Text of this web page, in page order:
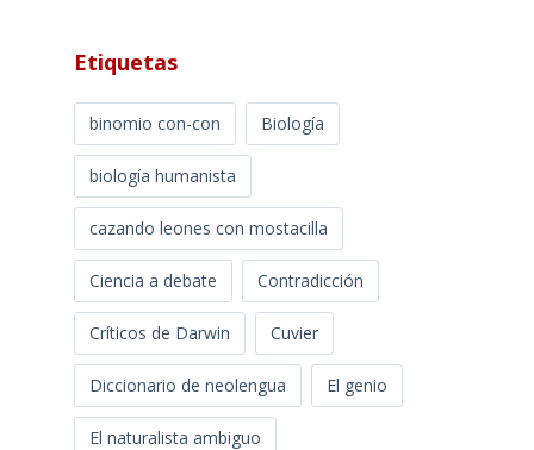
Etiquetas
binomio con-con Biología
biología humanista
cazando leones con mostacilla
Ciencia a debate Contradicción
Críticos de Darwin Cuvier
Diccionario de neolengua El genio
El naturalista ambiguo